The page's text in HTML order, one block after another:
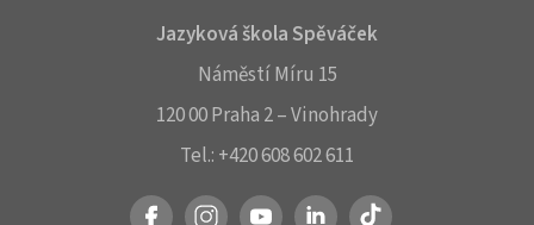
Jazyková škola Spěváček
Náměstí Míru 15
120 00 Praha 2 – Vinohrady
Tel.: +420 608 602 611